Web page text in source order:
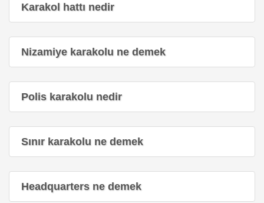
Karakol hattı nedir
Nizamiye karakolu ne demek
Polis karakolu nedir
Sınır karakolu ne demek
Headquarters ne demek